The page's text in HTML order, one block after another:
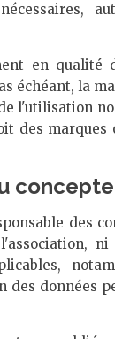
en qualité
échéant, la
l'utilisation
des
des
données